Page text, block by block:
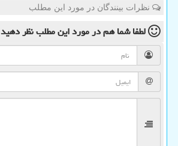
نظرات بینندگان در مورد این مطلب
لطفا شما همدر مورد این مطلبنظر دهید